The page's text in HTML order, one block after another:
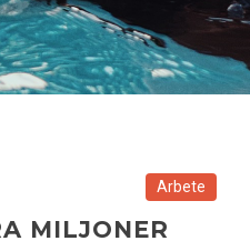
Arbete
MILJONER